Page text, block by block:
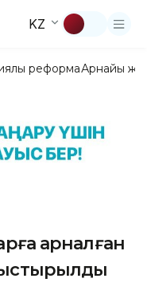
KZ
реформаАрнайы
арналған